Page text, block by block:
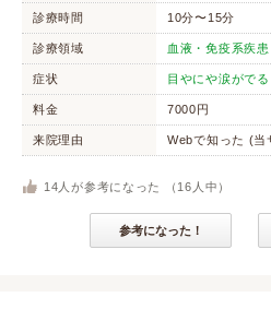
診療時間 10分〜15分
診療領域 血液・免疫系疾患
症状 目やにや涙がでる
料金 7000円
来院理由 Webで知った (当
14 人が参考になった （ 16 人中）
参考になった！